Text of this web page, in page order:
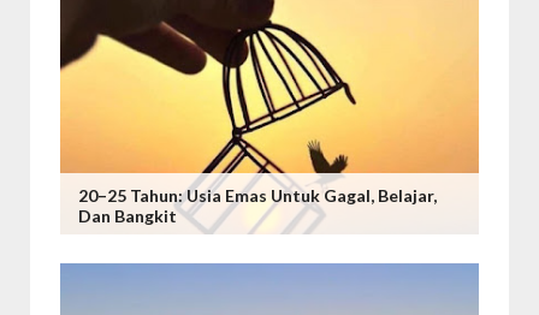
20–25 Tahun: Usia Emas Untuk Gagal, Belajar,
Dan Bangkit